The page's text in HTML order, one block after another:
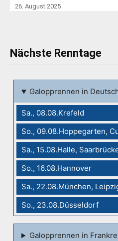
26. August 2025
Nächste Renntage
Galopprennen in
Sa., 08.08.Krefeld
So., 09.08.Hoppegarten,
Sa., 15.08.Halle,
So., 16.08.Hannover
Sa., 22.08.München,
So., 23.08.Düsseldorf
Galopprennen in